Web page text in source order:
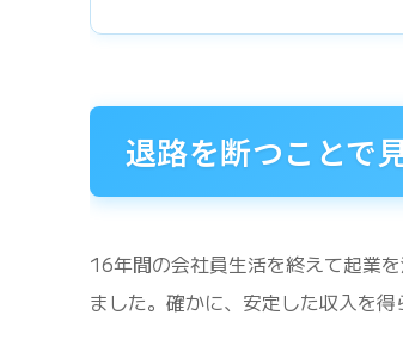
退路を断つことで
16年間の会社員生活を終えて起業
ました。確かに、安定した収入を